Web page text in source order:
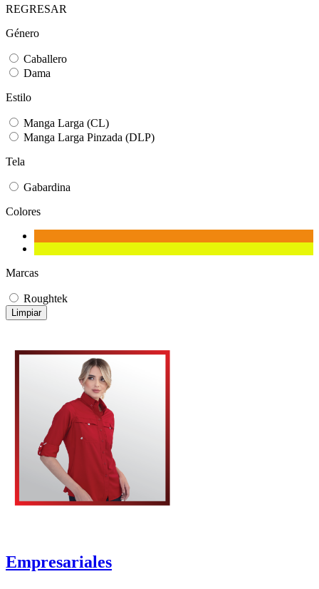
REGRESAR
Género
Caballero
Dama
Estilo
Manga Larga (CL)
Manga Larga Pinzada (DLP)
Tela
Gabardina
Colores
Marcas
Roughtek
Limpiar
Empresariales